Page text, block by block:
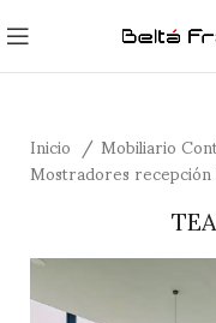
Inicio Mobiliario
Mostradores